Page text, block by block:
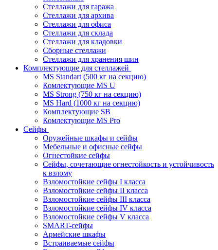
Стеллажи для гаража
Стеллажи для архива
Стеллажи для офиса
Стеллажи для склада
Стеллажи для кладовки
Сборные стеллажи
Стеллажи для хранения шин
Комплектующие для стеллажей
MS Standart (500 кг на секцию)
Комлектующие MS U
MS Strong (750 кг на секцию)
MS Hard (1000 кг на секцию)
Комплектующие SB
Комлектующие MS Pro
Сейфы
Оружейные шкафы и сейфы
Мебельные и офисные сейфы
Огнестойкие сейфы
Сейфы, сочетающие огнестойкость и устойчивость
к взлому
Взломостойкие сейфы I класса
Взломостойкие сейфы II класса
Взломостойкие сейфы III класса
Взломостойкие сейфы IV класса
Взломостойкие сейфы V класса
SMART-сейфы
Армейские шкафы
Встраиваемые сейфы